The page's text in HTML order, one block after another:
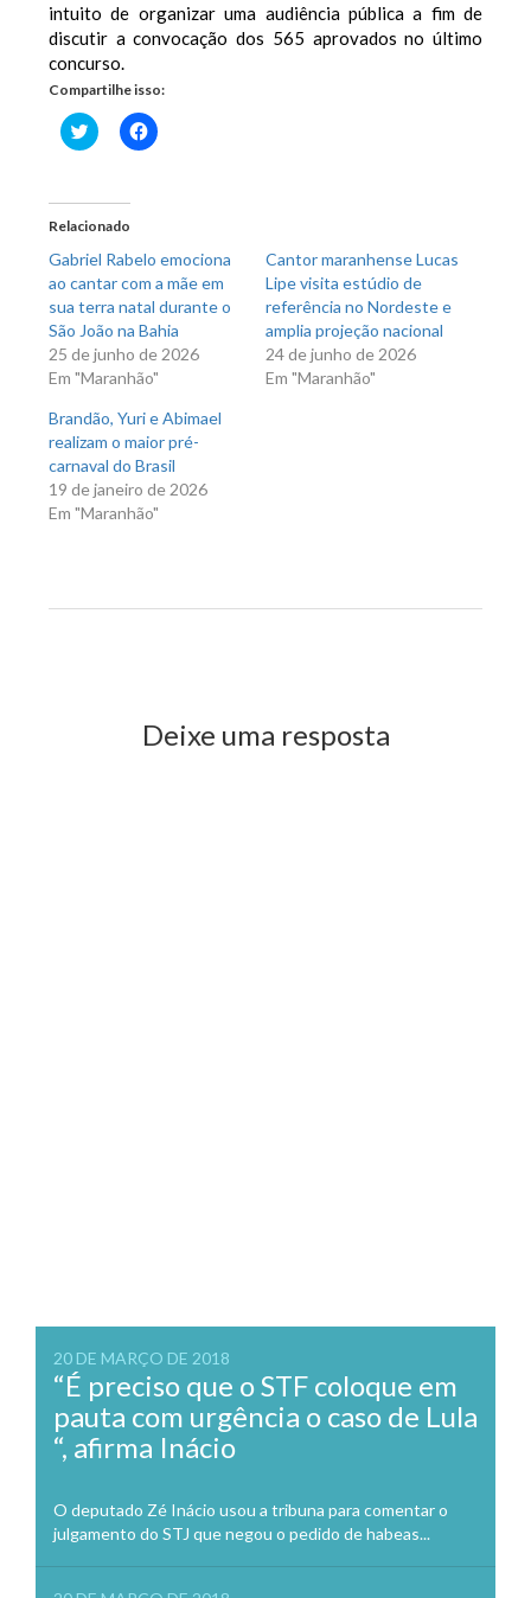
intuito de organizar uma audiência pública a fim de
discutir a convocação dos 565 aprovados no último
concurso.
Compartilhe isso:
Clique
para
em
nova
janela)
Clique
para
Relacionado
Gabriel Rabelo emociona
ao cantar com a mãe em
sua terra natal durante o
São João na Bahia
25 de junho de 2026
Em "Maranhão"
Cantor maranhense Lucas
Lipe visita estúdio de
referência no Nordeste e
amplia projeção nacional
24 de junho de 2026
Em "Maranhão"
Brandão, Yuri e Abimael
realizam o maior pré-
carnaval do Brasil
19 de janeiro de 2026
Em "Maranhão"
Deixe uma resposta
20 DE MARÇO DE 2018
“É preciso que o STF coloque em
pauta com urgência o caso de Lula
“, afirma Inácio
O deputado Zé Inácio usou a tribuna para comentar o
julgamento do STJ que negou o pedido de habeas...